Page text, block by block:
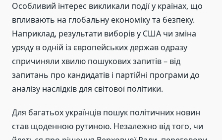
Особливий інтерес викликали події у країнах, що
впливають на глобальну економіку та безпеку.
Наприклад, результати виборів у США чи зміна
уряду в одній із європейських держав одразу
спричиняли хвилю пошукових запитів – від
запитань про кандидатів і партійні програми до
аналізу наслідків для світової політики.
Для багатьох українців пошук політичних новин
став щоденною рутиною. Незалежно від того, чи